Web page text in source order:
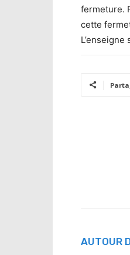
fermeture.
cette
AUTOUR